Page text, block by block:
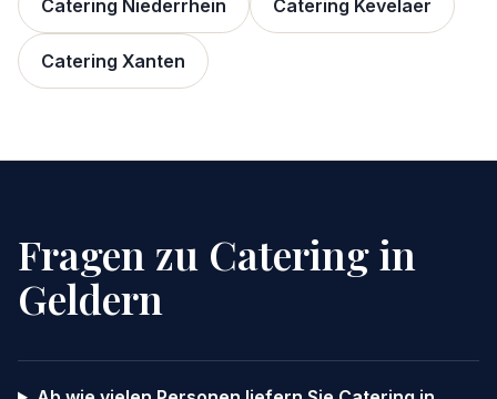
Catering Niederrhein Catering Kevelaer
Catering Xanten
Fragen zu Catering in
Geldern